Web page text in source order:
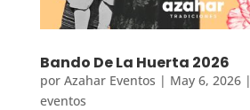
Bando De La Huerta 2026
por Azahar Eventos | May 6, 2026|
eventos